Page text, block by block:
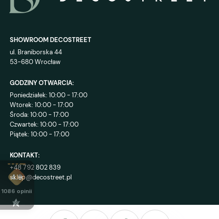
SHOWROOM DECOSTREET
ul. Braniborska 44
53-680 Wrocław
GODZINY OTWARCIA:
Poniedziałek: 10:00 - 17:00
Wtorek: 10:00 - 17:00
Środa: 10:00 - 17:00
Czwartek: 10:00 - 17:00
Piątek: 10:00 - 17:00
KONTAKT:
+48 792 802 839
sklep@decostreet.pl
4.9
1086 opinii